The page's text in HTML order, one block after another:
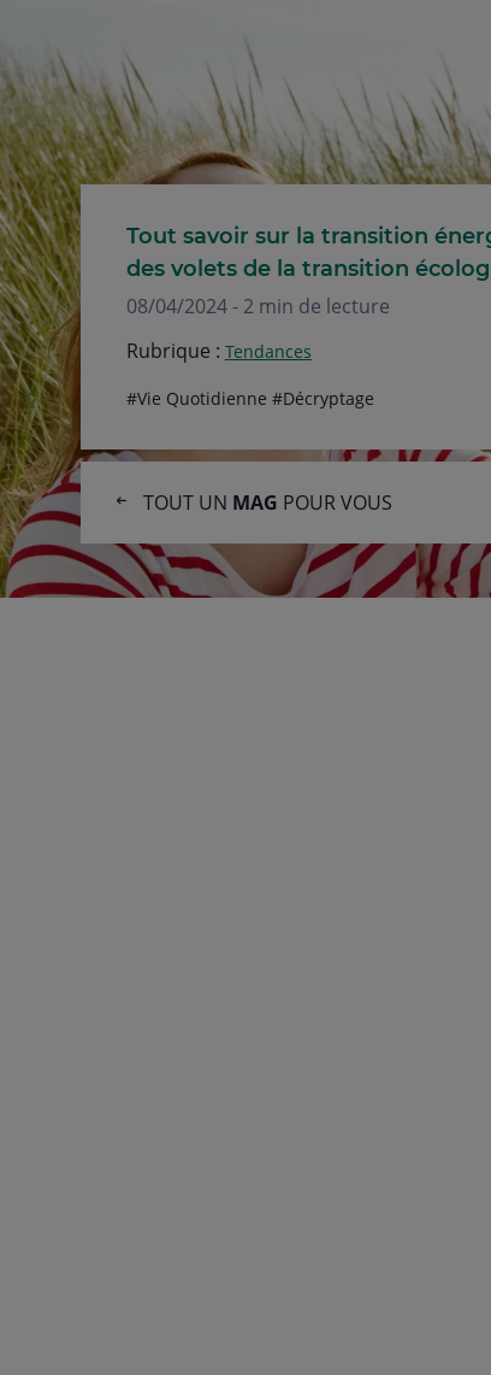
Tout savoir sur la transition
des volets de la transition
08/04/2024 - 2 min de lecture
Rubrique : Tendances
Thématiques
l'article
hashtag
#Vie Quotidienne hashtag
#Décryptage
TOUT UN MAG POUR VOUS